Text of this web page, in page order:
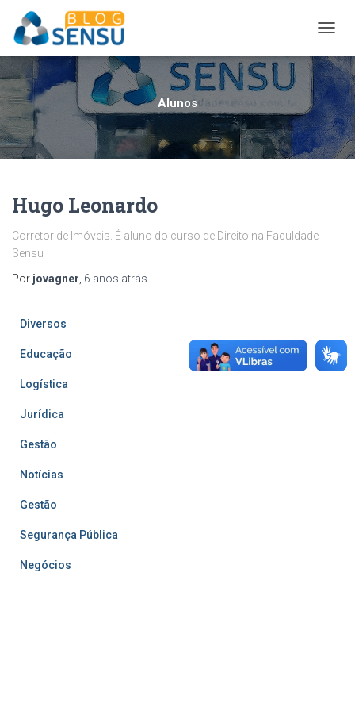
Alunos
Hugo Leonardo
Corretor de Imóveis. É aluno do curso de Direito na Faculdade
Sensu
Por jovagner 6 anos atrás
Diversos
Educação
Logística
Jurídica
Gestão
Notícias
Gestão
Segurança Pública
Negócios